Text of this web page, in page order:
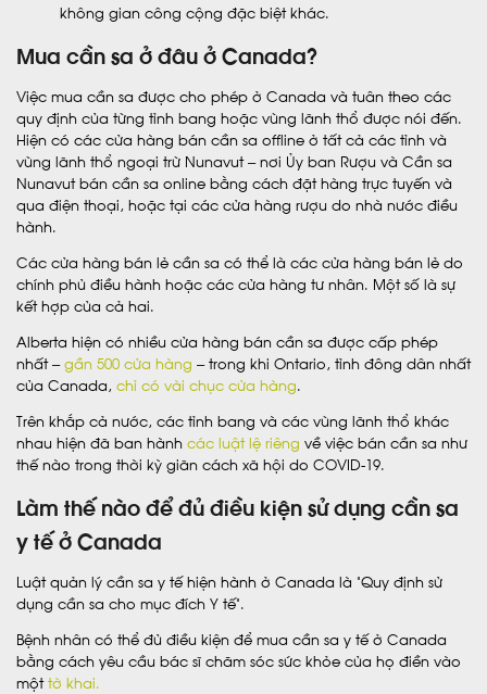
không gian công cộng đặc biệt khác.
Mua cần sa ở đâu ở Canada?
Việc mua cần sa được cho phép ở Canada và tuân theo các
quy định của từng tỉnh bang hoặc vùng lãnh thổ được nói đến.
Hiện có các cửa hàng bán cần sa offline ở tất cả các tỉnh và
vùng lãnh thổ ngoại trừ Nunavut – nơi Ủy ban Rượu và Cần sa
Nunavut bán cần sa online bằng cách đặt hàng trực tuyến và
qua điện thoại, hoặc tại các cửa hàng rượu do nhà nước điều
hành.
Các cửa hàng bán lẻ cần sa có thể là các cửa hàng bán lẻ do
chính phủ điều hành hoặc các cửa hàng tư nhân. Một số là sự
kết hợp của cả hai.
Alberta hiện có nhiều cửa hàng bán cần sa được cấp phép
nhất –gần 500 cửa hàng – trong khi Ontario, tỉnh đông dân nhất
của Canada, chỉ có vài chục cửa hàng.
Trên khắp cả nước, các tỉnh bang và các vùng lãnh thổ khác
nhau hiện đã ban hành các luật lệ riêng về việc bán cần sa như
thế nào trong thời kỳ giãn cách xã hội do COVID-19.
Làm thế nào để đủ điều kiện sử dụng cần sa
y tế ở Canada
Luật quản lý cần sa y tế hiện hành ở Canada là “Quy định sử
dụng cần sa cho mục đích Y tế”.
Bệnh nhân có thể đủ điều kiện để mua cần sa y tế ở Canada
bằng cách yêu cầu bác sĩ chăm sóc sức khỏe của họ điền vào
mộttờ khai.